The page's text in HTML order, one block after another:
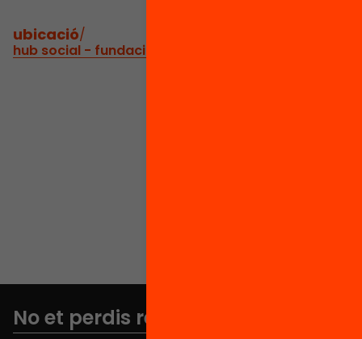
ubicació/
hub social - fundació bofill c/ girona, 34 interior
No et perdis res